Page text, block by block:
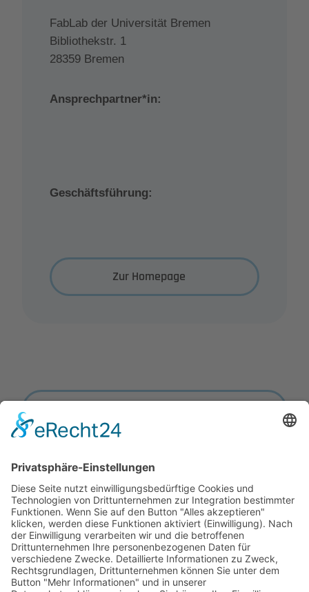
FabLab der Universität Bremen
Bibliothekstr. 1
28359 Bremen
Ansprechpartner*in:
Geschäftsführung:
Zur Homepage